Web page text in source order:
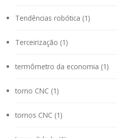
Tendências robótica (1)
Terceirização (1)
termômetro da economia (1)
torno CNC (1)
tornos CNC (1)